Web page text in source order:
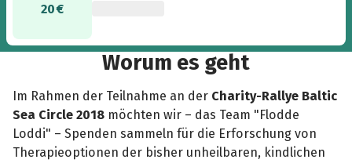
20 €
Worum es geht
Im Rahmen der Teilnahme an der Charity-Rallye Baltic
Sea Circle 2018 möchten wir – das Team "Flodde
Loddi" – Spenden sammeln für die Erforschung von
Therapieoptionen der bisher unheilbaren, kindlichen